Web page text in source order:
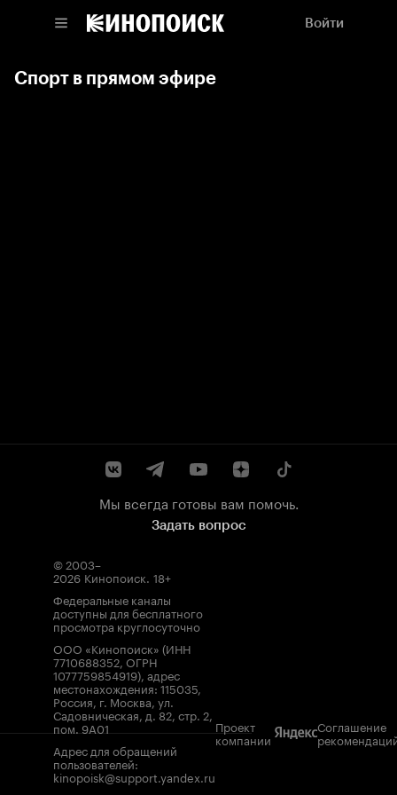
Войти
Спорт в прямом эфире
Мы всегда готовы вам помочь.
Задать вопрос
© 2003–
2026 Кинопоиск. 18+
Федеральные каналы
доступны для бесплатного
просмотра круглосуточно
ООО «Кинопоиск» (ИНН
7710688352, ОГРН
1077759854919), адрес
местонахождения: 115035,
Россия, г. Москва, ул.
Садовническая, д. 82, стр. 2,
пом. 9А01
Адрес для обращений
пользователей:
kinopoisk@support.yandex.ru
Проект
компании
Соглашение